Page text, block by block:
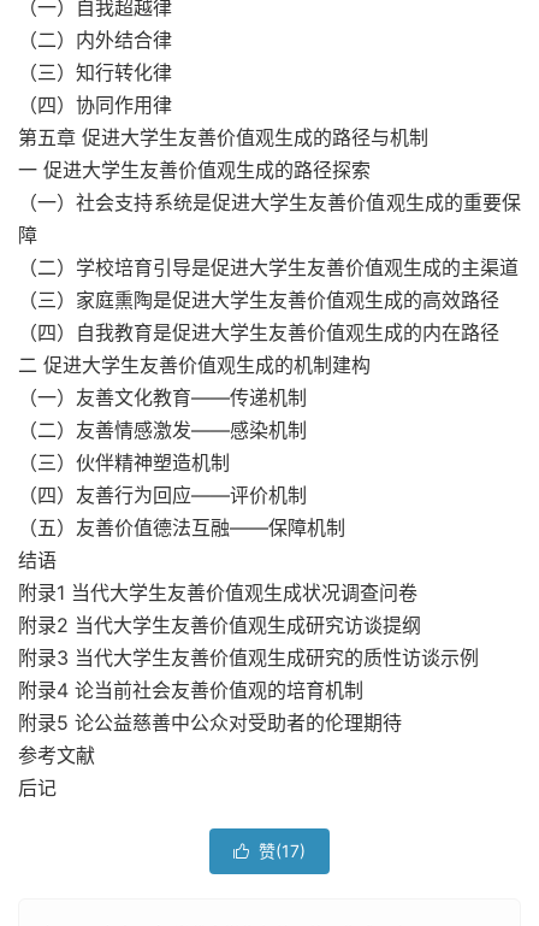
（一）自我超越律
（二）内外结合律
（三）知行转化律
（四）协同作用律
第五章 促进大学生友善价值观生成的路径与机制
一 促进大学生友善价值观生成的路径探索
（一）社会支持系统是促进大学生友善价值观生成的重要保
障
（二）学校培育引导是促进大学生友善价值观生成的主渠道
（三）家庭熏陶是促进大学生友善价值观生成的高效路径
（四）自我教育是促进大学生友善价值观生成的内在路径
二 促进大学生友善价值观生成的机制建构
（一）友善文化教育——传递机制
（二）友善情感激发——感染机制
（三）伙伴精神塑造机制
（四）友善行为回应——评价机制
（五）友善价值德法互融——保障机制
结语
附录1 当代大学生友善价值观生成状况调查问卷
附录2 当代大学生友善价值观生成研究访谈提纲
附录3 当代大学生友善价值观生成研究的质性访谈示例
附录4 论当前社会友善价值观的培育机制
附录5 论公益慈善中公众对受助者的伦理期待
参考文献
后记
 赞(17)